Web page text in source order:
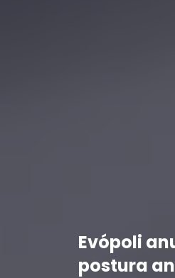
Evópoli
postura